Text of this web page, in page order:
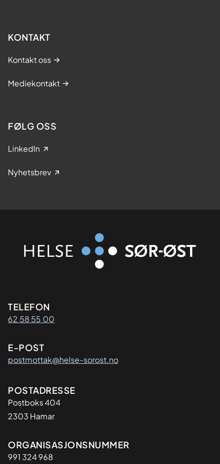
KONTAKT
Kontakt oss
Mediekontakt
FØLG OSS
LinkedIn
Nyhetsbrev
Kontaktinformasjon
TELEFON
62 58 55 00
E-POST
postmottak@helse-sorost.no
Adresse
POSTADRESSE
Postboks 404
2303 Hamar
Organisasjon
ORGANISASJONSNUMMER
991 324 968